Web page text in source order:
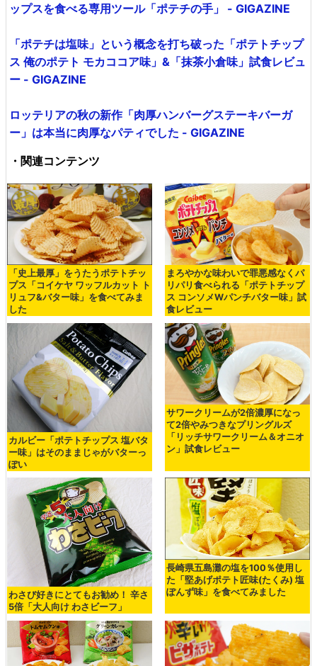
ップスを食べる専用ツール「ポテチの手」 - GIGAZINE
「ポテチは塩味」という概念を打ち破った「ポテトチップ
ス 俺のポテト モカココア味」&「抹茶小倉味」試食レビュ
ー - GIGAZINE
ロッテリアの秋の新作「肉厚ハンバーグステーキバーガ
ー」は本当に肉厚なパティでした - GIGAZINE
・関連コンテンツ
「史上最厚」をうたうポテトチッ
プス「コイケヤ ワッフルカット ト
リュフ&バター味」を食べてみま
した
まろやかな味わいで罪悪感なくパ
リパリ食べられる「ポテトチップ
ス コンソメWパンチバター味」試
食レビュー
カルビー「ポテトチップス 塩バタ
ー味」はそのままじゃがバターっ
ぽい
サワークリームが2倍濃厚になっ
て2倍やみつきなプリングルズ
「リッチサワークリーム＆オニオ
ン」試食レビュー
わさび好きにとてもお勧め！ 辛さ
5倍「大人向け わさビーフ」
長崎県五島灘の塩を100％使用し
た「堅あげポテト匠味(たくみ) 塩
ぽんず味」を食べてみました